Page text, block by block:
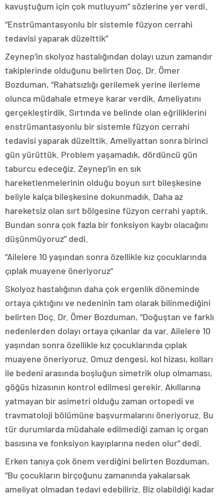
kavuştuğum için çok mutluyum” sözlerine yer verdi.
“Enstrümantasyonlu bir sistemle füzyon cerrahi
tedavisi yaparak düzelttik”
Zeynep’in skolyoz hastalığından dolayı uzun zamandır
takiplerinde olduğunu belirten Doç. Dr. Ömer
Bozduman, “Rahatsızlığı gerilemek yerine ilerleme
olunca müdahale etmeye karar verdik. Ameliyatını
gerçekleştirdik. Sırtında ve belinde olan eğriliklerini
enstrümantasyonlu bir sistemle füzyon cerrahi
tedavisi yaparak düzelttik. Ameliyattan sonra birinci
gün yürüttük. Problem yaşamadık, dördüncü gün
taburcu edeceğiz. Zeynep’in en sık
hareketlenmelerinin olduğu boyun sırt bileşkesine
beliyle kalça bileşkesine dokunmadık. Daha az
hareketsiz olan sırt bölgesine füzyon cerrahi yaptık.
Bundan sonra çok fazla bir fonksiyon kaybı olacağını
düşünmüyoruz” dedi.
“Ailelere 10 yaşından sonra özellikle kız çocuklarında
çıplak muayene öneriyoruz”
Skolyoz hastalığının daha çok ergenlik döneminde
ortaya çıktığını ve nedeninin tam olarak bilinmediğini
belirten Doç. Dr. Ömer Bozduman, “Doğuştan ve farklı
nedenlerden dolayı ortaya çıkanlar da var. Ailelere 10
yaşından sonra özellikle kız çocuklarında çıplak
muayene öneriyoruz. Omuz dengesi, kol hizası, kolları
ile bedeni arasında boşluğun simetrik olup olmaması,
göğüs hizasının kontrol edilmesi gerekir. Akıllarına
yatmayan bir asimetri olduğu zaman ortopedi ve
travmatoloji bölümüne başvurmalarını öneriyoruz. Bu
tür durumlarda müdahale edilmediği zaman iç organ
basısına ve fonksiyon kayıplarına neden olur” dedi.
Erken tanıya çok önem verdiğini belirten Bozduman,
“Bu çocukların birçoğunu zamanında yakalarsak
ameliyat olmadan tedavi edebiliriz. Biz olabildiği kadar